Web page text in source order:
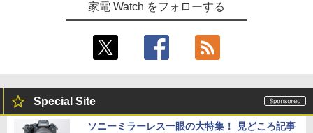
家電 Watch をフォローする
Special Site
ソニーミラーレス一眼の大特集！ 見どころ記事